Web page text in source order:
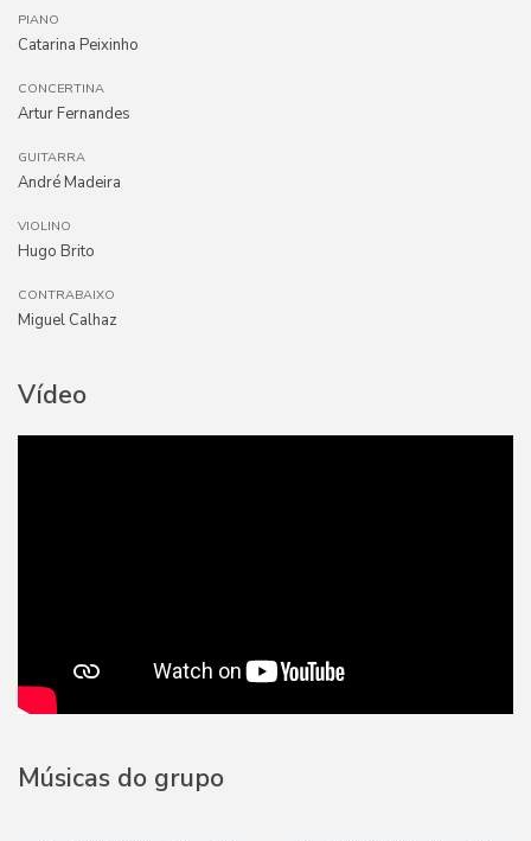
PIANO
Catarina Peixinho
CONCERTINA
Artur Fernandes
GUITARRA
André Madeira
VIOLINO
Hugo Brito
CONTRABAIXO
Miguel Calhaz
Vídeo
Músicas do grupo